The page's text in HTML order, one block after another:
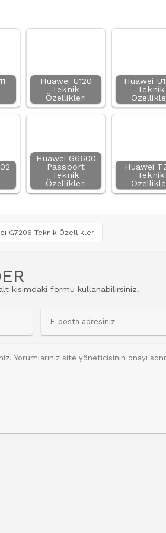
Huawei U120
Teknik
Özellikleri
Huawei
Teknik
Huawei G6600
Passport
Teknik
Özellikleri
Huawei
Teknik
G7206 Teknik Özellikleri
kısımdaki formu kullanabilirsiniz.